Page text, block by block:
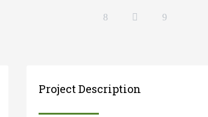
Project Description